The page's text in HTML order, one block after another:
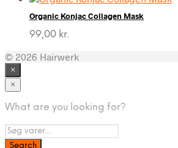
Organic Konjac Collagen Mask
99,00 kr.
© 2026 Hairwerk
×
×
What are you looking for?